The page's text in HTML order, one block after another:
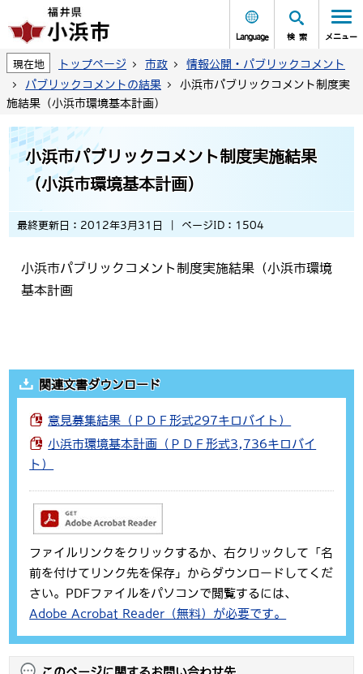
Language 検索 メニュー
現在地 トップページ 市政
情報公開・パブリックコメント
パブリックコメントの結果
小浜市パブリックコメント制度実
施結果（小浜市環境基本計画）
小浜市パブリックコメント制度実施結果
（小浜市環境基本計画）
最終更新日：2012年3月31日 ページID：1504
小浜市パブリックコメント制度実施結果（小浜市環境
基本計画
関連文書ダウンロード
意見募集結果（ＰＤＦ形式297キロバイト）
小浜市環境基本計画（ＰＤＦ形式3,736キロバイ
ト）
ファイルリンクをクリックするか、右クリックして「名
前を付けてリンク先を保存」からダウンロードしてくだ
さい。PDFファイルをパソコンで閲覧するには、
Adobe Acrobat Reader（無料）が必要です。